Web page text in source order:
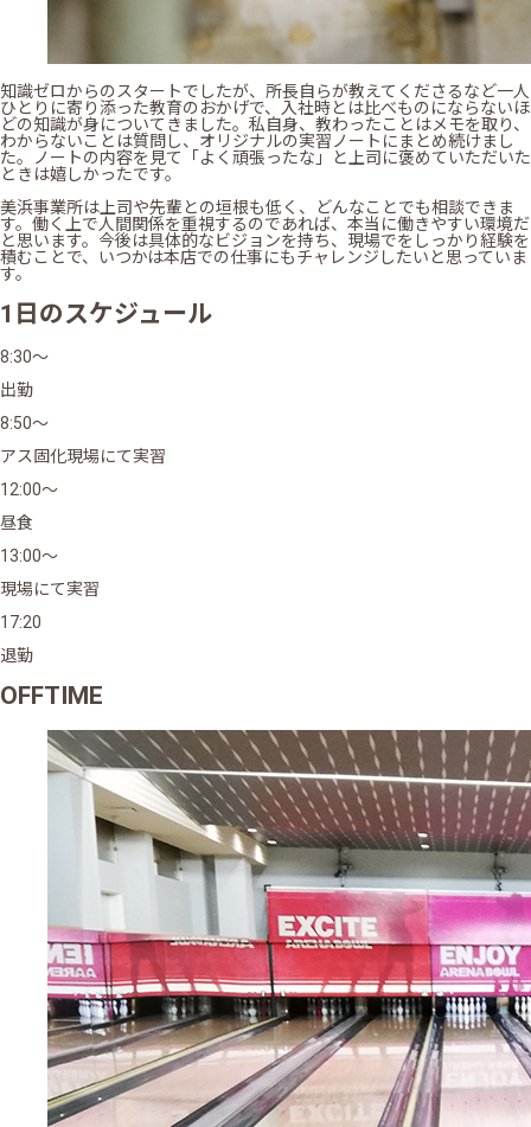
知識ゼロからのスタートでしたが、所長自らが教えてくださるなど一人
ひとりに寄り添った教育のおかげで、入社時とは比べものにならないほ
どの知識が身についてきました。私自身、教わったことはメモを取り、
わからないことは質問し、オリジナルの実習ノートにまとめ続けまし
た。ノートの内容を見て「よく頑張ったな」と上司に褒めていただいた
ときは嬉しかったです。
美浜事業所は上司や先輩との垣根も低く、どんなことでも相談できま
す。働く上で人間関係を重視するのであれば、本当に働きやすい環境だ
と思います。今後は具体的なビジョンを持ち、現場でをしっかり経験を
積むことで、いつかは本店での仕事にもチャレンジしたいと思っていま
す。
1日のスケジュール
8:30～
出勤
8:50～
アス固化現場にて実習
12:00～
昼食
13:00～
現場にて実習
17:20
退勤
OFFTIME